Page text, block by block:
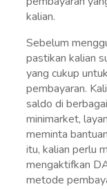
kalian.
Sebelum
pastikan kalian
yang cukup
pembayaran.
saldo di
minimarket,
meminta
itu, kalian perlu
mengaktifkan
metode